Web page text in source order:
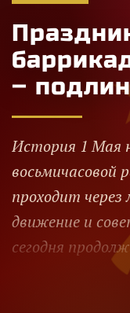
–
История 1 Мая
восьмичасовой
проходит через
движение и
сегодня
выходной. Как